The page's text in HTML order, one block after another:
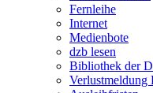
Fernleihe
Internet
Medienbote
dzb lesen
Bibliothek der
Verlustmeldung